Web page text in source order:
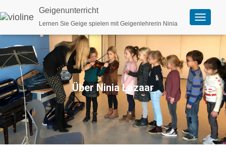
Geigenunterricht
Lernen Sie Geige spielen mit Geigenlehrerin Ninia
N
i
g
a
t
i
o
n
h
Über Ninia Lazaar